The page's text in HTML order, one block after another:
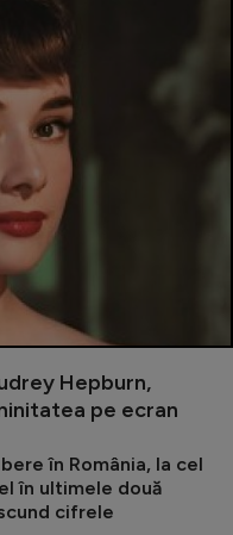
Hepburn,
pe ecran
în România, la cel
în ultimele două
cifrele